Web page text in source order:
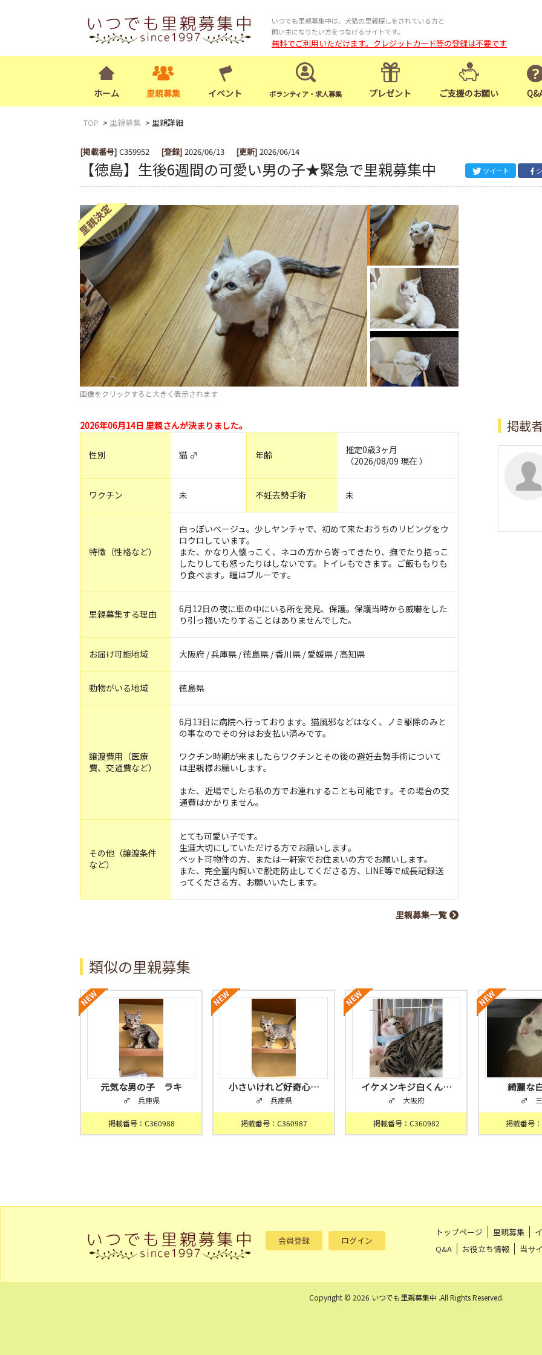
いつでも里親募集中は、犬猫の里親探しをされている方と
飼い主になりたい方をつなげるサイトです。
無料でご利用いただけます。クレジットカード等の登録は不要です
ホーム 里親募集 イベント ボランティア・求人募集 プレゼント ご支援のお願い
TOP 里親募集 里親詳細
[掲載番号] C359952 [登録] 2026/06/13 [更新] 2026/06/14
【徳島】生後6週間の可愛い男の子★緊急で里親募集中 ツイート
画像をクリックすると大きく表示されます
2026年06月14日 里親さんが決まりました。
性別 猫 ♂ 年齢
推定0歳3ヶ月
（2026/08/09 現在 ）
ワクチン 未 不妊去勢手術 未
特徴（性格など）
白っぽいベージュ。少しヤンチャで、初めて来たおうちのリビングをウ
ロウロしています。
また、かなり人懐っこく、ネコの方から寄ってきたり、撫でたり抱っこ
したりしても怒ったりはしないです。トイレもできます。ご飯ももりも
り食べます。瞳はブルーです。
里親募集する理由
6月12日の夜に車の中にいる所を発見、保護。保護当時から威嚇をした
り引っ掻いたりすることはありませんでした。
お届け可能地域 大阪府 / 兵庫県 / 徳島県 / 香川県 / 愛媛県 / 高知県
動物がいる地域 徳島県
譲渡費用（医療
費、交通費など）
6月13日に病院へ行っております。猫風邪などはなく、ノミ駆除のみと
の事なのでその分はお支払い済みです。
ワクチン時期が来ましたらワクチンとその後の避妊去勢手術について
は里親様お願いします。
また、近場でしたら私の方でお連れすることも可能です。その場合の交
通費はかかりません。
その他（譲渡条件
など）
とても可愛い子です。
生涯大切にしていただける方でお願いします。
ペット可物件の方、または一軒家でお住まいの方でお願いします。
また、完全室内飼いで脱走防止してくださる方、LINE等で成長記録送
ってくださる方、お願いいたします。
里親募集一覧
掲載者
類似の里親募集
元気な男の子 ラキ
♂ 兵庫県
掲載番号：C360988
小さいけれど好奇心…
♂ 兵庫県
掲載番号：C360987
イケメンキジ白くん…
♂ 大阪府
掲載番号：C360982
綺麗な
♂ 三
掲載番号
会員登録 ログイン
トップページ 里親募集
Q&A
お役立ち情報 当サ
Copyright © 2026 いつでも里親募集中 .All Rights Reserved.